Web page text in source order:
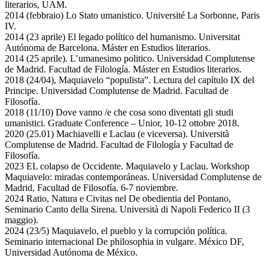
literarios, UAM.
2014 (febbraio) Lo Stato umanistico. Université La Sorbonne, Paris
IV.
2014 (23 aprile) El legado político del humanismo. Universitat
Autónoma de Barcelona. Máster en Estudios literarios.
2014 (25 aprile). L’umanesimo politico. Universidad Complutense
de Madrid. Facultad de Filología. Máster en Estudios literarios.
2018 (24/04), Maquiavelo “populista”. Lectura del capítulo IX del
Principe. Universidad Complutense de Madrid. Facultad de
Filosofía.
2018 (11/10) Dove vanno /e che cosa sono diventati gli studi
umanistici. Graduate Conference – Unior, 10-12 ottobre 2018.
2020 (25.01) Machiavelli e Laclau (e viceversa). Università
Complutense de Madrid. Facultad de Filología y Facultad de
Filosofía.
2023 EL colapso de Occidente. Maquiavelo y Laclau. Workshop
Maquiavelo: miradas contemporáneas. Universidad Complutense de
Madrid, Facultad de Filosofía. 6-7 noviembre.
2024 Ratio, Natura e Civitas nel De obedientia del Pontano,
Seminario Canto della Sirena. Università di Napoli Federico II (3
maggio).
2024 (23/5) Maquiavelo, el pueblo y la corrupción política.
Seminario internacional De philosophia in vulgare. México DF,
Universidad Autónoma de México.